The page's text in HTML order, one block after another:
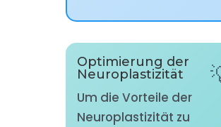
Optimierung der
Neuroplastizität
Um die Vorteile der
Neuroplastizität zu